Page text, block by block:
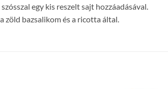
egy kis reszelt sajt hozzáadásával.
zöld bazsalikom és a ricotta által.